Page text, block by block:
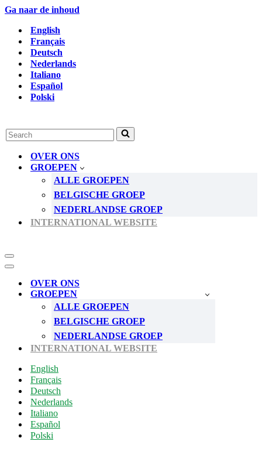
Ga naar de inhoud
English
Français
Deutsch
Nederlands
Italiano
Español
Polski
Zoek
naar...
OVER ONS
GROEPEN
ALLE GROEPEN
BELGISCHE GROEP
NEDERLANDSE GROEP
INTERNATIONAL WEBSITE
Navigatie
Menu
Navigatie
OVER ONS
GROEPEN
ALLE GROEPEN
BELGISCHE GROEP
NEDERLANDSE GROEP
INTERNATIONAL WEBSITE
English
Français
Deutsch
Nederlands
Italiano
Español
Polski